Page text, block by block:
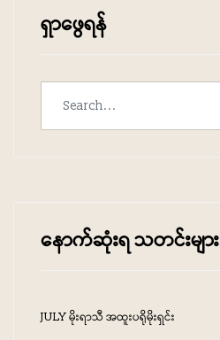
ရှာဖွေရန်
‌နောက်ဆုံးရ သတင်းများ
JULY မိုးရာသီ အထူးပရိုမိုးရှင်း